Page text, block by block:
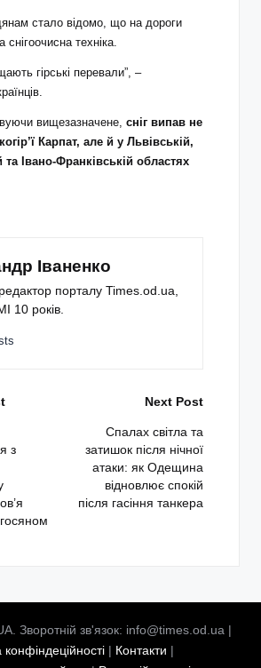
стало відомо, що на дороги
снігоочисна техніка.
гірські перевали”, –
вищезазначене, сніг випав не
Карпат, але й у Львівській,
та Івано-Франківській областях
Іваненко
порталу Times.od.ua,
10 років.
з
Next Post
Спалах світла та
затишок після нічної
атаки: як Одещина
відновлює спокій
після гасіння танкера
Зворотній зв'язок: info@times.od.ua |
конфіндеційності| Контакти |